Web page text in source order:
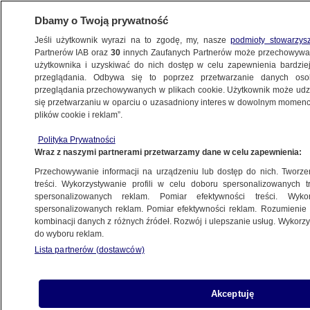
EUROPEJSKI TRYBUNAŁ PRAW
CZŁOWIEKA
Zagraniczne akty urodzenia dzieci par
sprawach z Polski
ŚWIAT
Sędziowie TK złożyli skargę
do Europejskiego Trybunału Praw
POLSKA
Dbamy o Twoją prywatność
Jeśli użytkownik wyrazi na to zgodę, my, naszepodmioty
Partnerów IAB oraz30 innych Zaufanych Partnerów może
użytkownika i uzyskiwać do nich dostęp w celu zapewnienia
przeglądania. Odbywa się to poprzez przetwarzanie danych
przeglądania przechowywanych w plikach cookie. Użytkownik może
się przetwarzaniu w oparciu o uzasadniony interes w dowolnym
plików cookie i reklam”.
Polityka Prywatności
Wraz z naszymi partnerami przetwarzamy dane w celu zapewnienia:
Przechowywanie informacji na urządzeniu lub dostęp do nich.
treści. Wykorzystywanie profili w celu doboru spersonalizowanych
spersonalizowanych reklam. Pomiar efektywności treści.
spersonalizowanych reklam. Pomiar efektywności reklam.
kombinacji danych z różnych źródeł. Rozwój i ulepszanie usług.
do wyboru reklam.
Lista partnerów (dostawców)
Akceptuję